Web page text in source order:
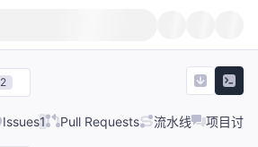
2
Issues1 Pull Requests 流水线 项目讨论